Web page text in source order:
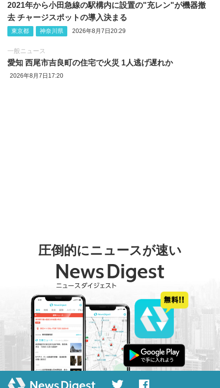
2021年から小田急線の駅構内に設置の"充レン"が機器撤
去 チャージスポットの導入決まる
東京都 神奈川県 2026年8月7日20:29
一般ニュース
愛知 西尾市吉良町の住宅で火災 1人逃げ遅れか
2026年8月7日17:20
圧倒的にニュースが速い